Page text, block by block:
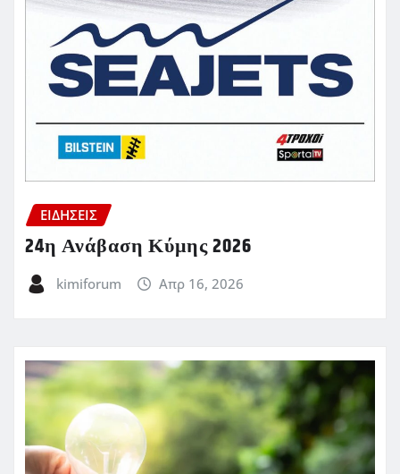
ΕΙΔΗΣΕΙΣ
24η Ανάβαση Κύμης 2026
kimiforum Απρ 16, 2026